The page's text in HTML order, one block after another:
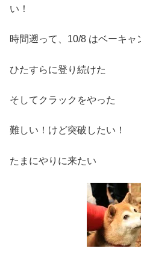
い！
時間遡って、10/8 はベーキャ
ひたすらに登り続けた
そしてクラックをやった
難しい！けど突破したい！
たまにやりに来たい